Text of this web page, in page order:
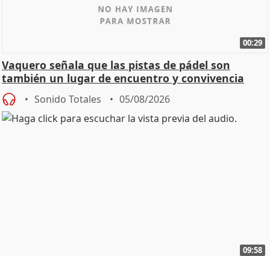
00:29
Vaquero señala que las pistas de pádel son
también un lugar de encuentro y convivencia
Sonido Totales 05/08/2026
09:58